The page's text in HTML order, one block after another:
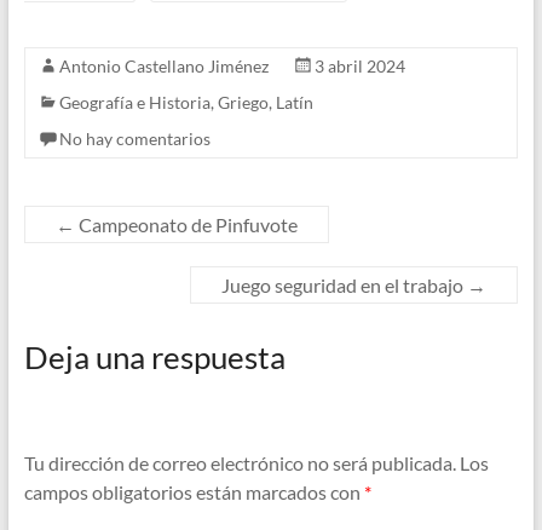
Antonio Castellano Jiménez
3 abril 2024
Geografía e Historia, Griego, Latín
No hay comentarios
← Campeonato de Pinfuvote
Juego seguridad en el trabajo →
Deja una respuesta
Tu dirección de correo electrónico no será publicada. Los
campos obligatorios están marcados con *